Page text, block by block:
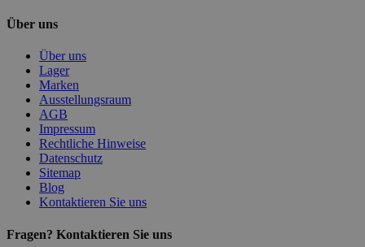
Über uns
Über uns
Lager
Marken
Ausstellungsraum
AGB
Impressum
Rechtliche Hinweise
Datenschutz
Sitemap
Blog
Kontaktieren Sie uns
Fragen? Kontaktieren Sie uns